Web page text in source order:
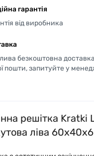
гарантія
від виробника
безкоштовна доставка
пошти, запитуйте у
решітка Kratki
ліва 60x40x6